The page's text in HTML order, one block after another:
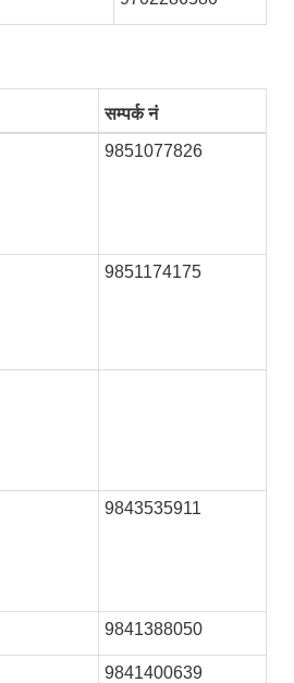
सम्पर्क नं
9851077826
9851174175
9843535911
9841388050
9841400639